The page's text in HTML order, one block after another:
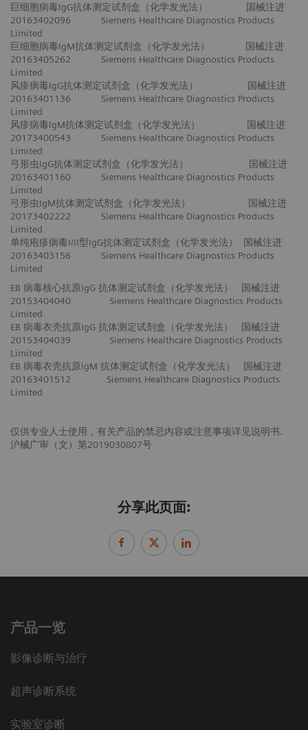
巨细胞病毒IgG抗体测定试剂盒（化学发光法） 国械注进
20163402096 Siemens Healthcare Diagnostics Products
Limited
巨细胞病毒IgM抗体测定试剂盒（化学发光法） 国械注进
20163405262 Siemens Healthcare Diagnostics Products
Limited
风疹病毒IgG抗体测定试剂盒（化学发光法） 国械注进
20163401136 Siemens Healthcare Diagnostics Products
Limited
风疹病毒IgM抗体测定试剂盒（化学发光法） 国械注进
20173400543 Siemens Healthcare Diagnostics Products
Limited
弓形虫IgG抗体测定试剂盒（化学发光法） 国械注进
20163401160 Siemens Healthcare Diagnostics Products
Limited
弓形虫IgM抗体测定试剂盒（化学发光法） 国械注进
20173402222 Siemens Healthcare Diagnostics Products
Limited
单纯疱疹病毒I/II型IgG抗体测定试剂盒（化学发光法） 国械注进
20163403156 Siemens Healthcare Diagnostics Products
Limited
EB 病毒核心抗原IgG 抗体测定试剂盒（化学发光法） 国械注进
20153404040 Siemens Healthcare Diagnostics Products
Limited
EB 病毒衣壳抗原IgG 抗体测定试剂盒（化学发光法） 国械注进
20153404039 Siemens Healthcare Diagnostics Products
Limited
EB 病毒衣壳抗原IgM 抗体测定试剂盒（化学发光法） 国械注进
20163401512 Siemens Healthcare Diagnostics Products
Limited
仅供专业人士使用，有关产品的禁忌内容或注意事项详见说明书.
沪械广审（文）第2019030807号
分享此页面:
产品一览
影像诊断与治疗
超声诊断系统
实验室诊断